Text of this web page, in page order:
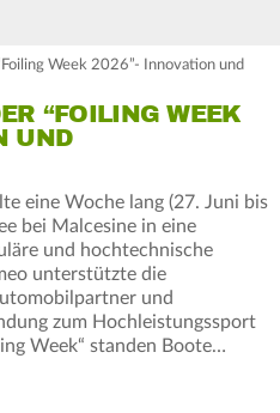
Week 2026”- Innovation und
“FOILING WEEK
UND
eine Woche lang (27. Juni bis
bei Malcesine in eine
und hochtechnische
unterstützte die
und
zum Hochleistungssport
Week“ standen Boote…